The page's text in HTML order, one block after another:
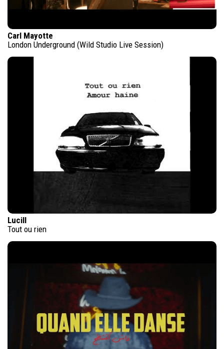
Carl Mayotte
London Underground (Wild Studio Live Session)
Lucill
Tout ou rien